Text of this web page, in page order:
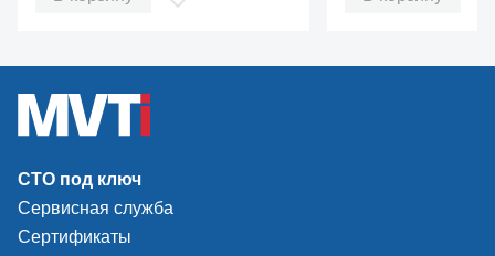
СТО под ключ
Сервисная служба
Сертификаты